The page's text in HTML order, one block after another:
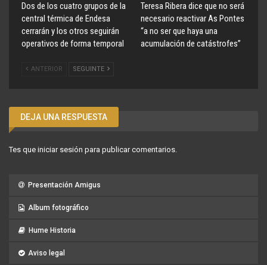
Dos de los cuatro grupos de la
central térmica de Endesa
cerrarán y los otros seguirán
operativos de forma temporal
Teresa Ribera dice que no será
necesario reactivar As Pontes
“a no ser que haya una
acumulación de catástrofes”
ANTERIOR SEGUINTE
DEJA UNA RESPUESTA
Tes que iniciar sesión para publicar comentarios.
Presentación Amigus
Album fotográfico
Hume Historia
Aviso legal